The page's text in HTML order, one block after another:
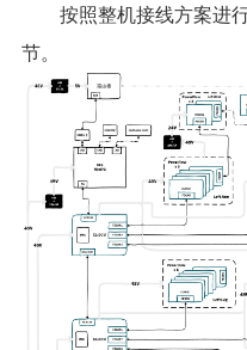
按照整机接线方案进
节。